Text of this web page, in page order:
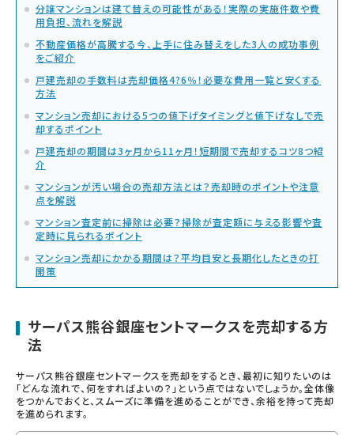
分譲マンションは建て替えの可能性がある！実際の実施件数や費
用負担、流れを解説
不動産価格が高騰する今、上手に住み替えをした3人の成功事例
をご紹介
戸建売却の手数料は売却価格4?6％！必要な費用一覧と安くする
方法
マンション売却における5つの値下げタイミングと値下げなしで売
却するポイント
戸建売却の期間は3ヶ月から11ヶ月！短期間で売却するコツ8つ紹
介
マンションが汚い場合の売却方法とは？売却時のポイントや注意
点を解説
マンション査定前に掃除は必要？掃除が査定額に与える影響や査
定時に見られるポイント
マンション売却にかかる期間は？平均目安と長期化したときの打
開策
サーパス熊谷銀座セントマークスを売却する方
法
サーパス熊谷銀座セントマークスを売却をするとき、最初に知りたいのは
「どんな流れで、何をすればよいの？」という点ではないでしょうか。全体像
をつかんでおくと、スムーズに準備を進めることができ、余裕を持って売却
を進められます。